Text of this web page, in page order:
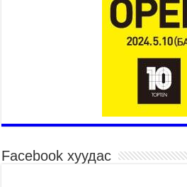
Төв цэнгэлдэхийн эргэн тойронд
2026 оны 7 сар 15 / 10 цаг 58 минут
Үндэсний их баяр наадмын шагайн харваа
насанд хүрэгчдийн багийн харваагаар
Үндэсний их баяр наадмын хүчит бөхийн
Facebook хуудас